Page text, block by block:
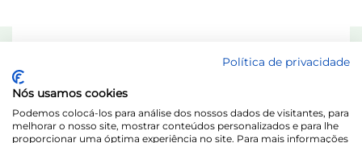
Responsável Técnico: Dra. Maria das Graças Elias de Assis - CRF 8713-SP
Laboratório Behring de Análises Clínicas Ltda.
Política de privacidade
Nós usamos cookies
Podemos colocá-los para análise dos nossos dados de visitantes, para
melhorar o nosso site, mostrar conteúdos personalizados e para lhe
proporcionar uma óptima experiência no site. Para mais informações